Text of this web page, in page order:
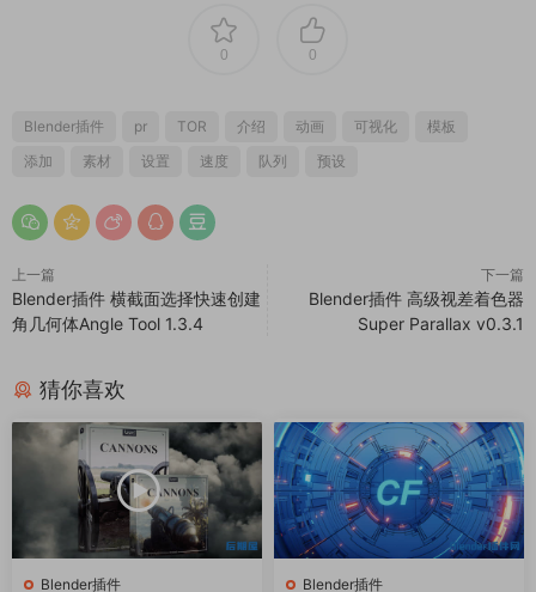
0 0
Blender插件 pr TOR 介绍 动画 可视化
模板
添加
素材 设置 速度 队列 预设
上一篇
Blender插件 横截面选择快速创建
角几何体Angle Tool 1.3.4
下一篇
Blender插件 高级视差着色器
Super Parallax v0.3.1
猜你喜欢
Blender插件 Blender插件